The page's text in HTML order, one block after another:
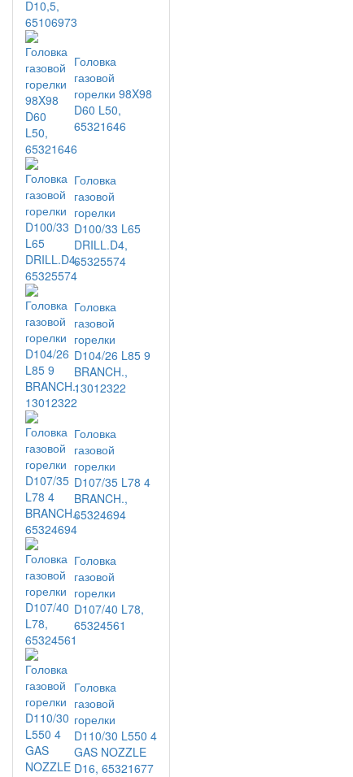
Головка
газовой
горелки 98X98
D60 L50,
65321646
Головка
газовой
горелки
D100/33 L65
DRILL.D4,
65325574
Головка
газовой
горелки
D104/26 L85 9
BRANCH.,
13012322
Головка
газовой
горелки
D107/35 L78 4
BRANCH.,
65324694
Головка
газовой
горелки
D107/40 L78,
65324561
Головка
газовой
горелки
D110/30 L550 4
GAS NOZZLE
D16, 65321677